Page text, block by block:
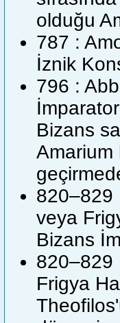
olduğu
787 :
İznik
796 :
Bizans
Amarium
820–829
veya
Bizans
820–829
Frigya